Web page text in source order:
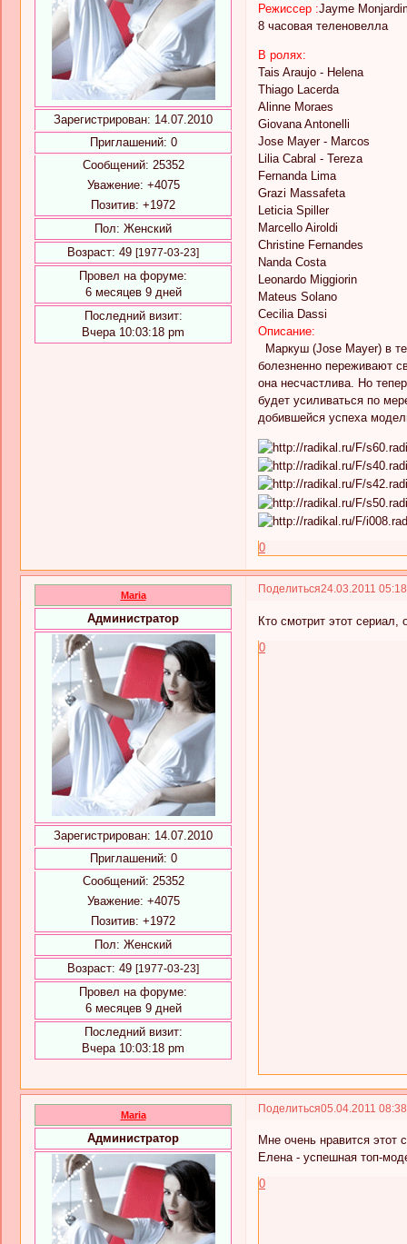
Зарегистрирован: 14.07.2010
Приглашений: 0
Сообщений: 25352
Уважение: +4075
Позитив: +1972
Пол: Женский
Возраст: 49 [1977-03-23]
Провел на форуме:
6 месяцев 9 дней
Последний визит:
Вчера 10:03:18 pm
Режиссер :Jayme
8 часовая теленовелла
В ролях:
Tais Araujo - Helena
Thiago Lacerda
Alinne Moraes
Giovana Antonelli
Jose Mayer - Marcos
Lilia Cabral - Tereza
Fernanda Lima
Grazi Massafeta
Leticia Spiller
Marcello Airoldi
Christine Fernandes
Nanda Costa
Leonardo Miggiorin
Mateus Solano
Cecilia Dassi
Описание:
Маркуш (Jose Mayer) в
болезненно переживают
она несчастлива. Но
будет усиливаться по
добившейся успеха
0
Поделиться24.03.2011
Maria
Администратор
Зарегистрирован: 14.07.2010
Приглашений: 0
Сообщений: 25352
Уважение: +4075
Позитив: +1972
Пол: Женский
Возраст: 49 [1977-03-23]
Провел на форуме:
6 месяцев 9 дней
Последний визит:
Вчера 10:03:18 pm
Кто смотрит этот сериал,
0
Поделиться05.04.2011
Maria
Администратор
Мне очень нравится этот
Елена - успешная топ-
0